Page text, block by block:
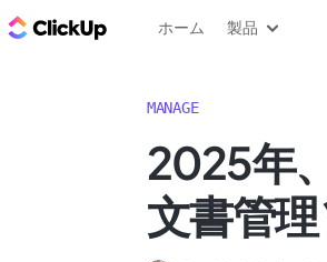
ClickUp ブログ
ホーム 製品
MANAGE
2025年
文書管